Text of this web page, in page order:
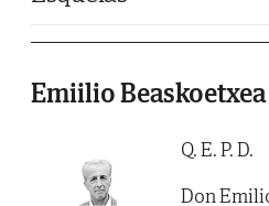
Emiilio
Q. E. P. D.
Don